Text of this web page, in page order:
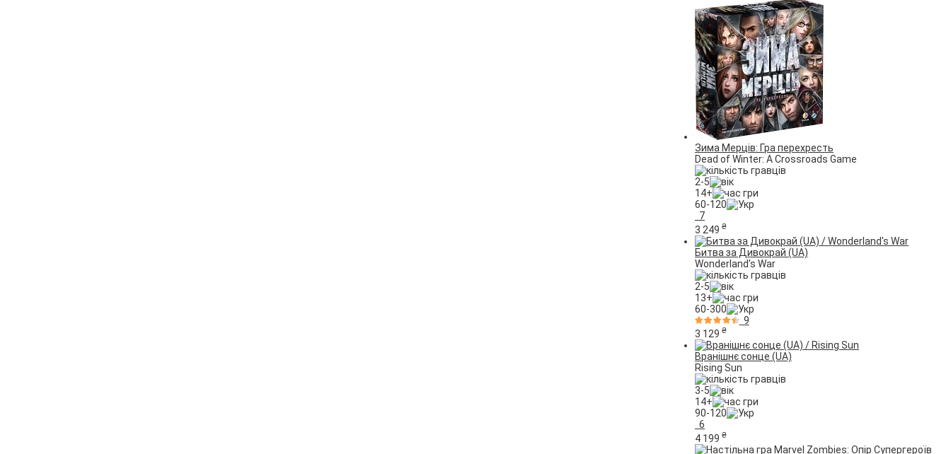
Зима Мерців: Гра перехресть
Dead of Winter: A Crossroads Game
2-5
14+
60-120
7
3 249₴
Битва за Дивокрай (UA)
Wonderland's War
2-5
13+
60-300
9
3 129₴
Вранішнє cонце (UA)
Rising Sun
3-5
14+
90-120
6
4 199₴